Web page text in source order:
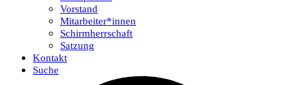
Vorstand
Mitarbeiter*innen
Schirmherrschaft
Satzung
Kontakt
Suche